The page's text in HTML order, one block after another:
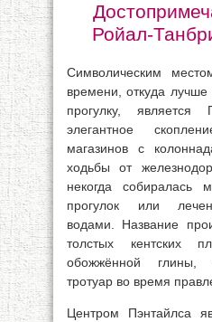
Ройал-
Символическим
времени, откуда лучше
прогулку, является
элегантное
магазинов с
ходьбы от
некогда собиралась
прогулок или
водами. Название
толстых кентских
обожжённой глины,
тротуар во время
Центром Пэнтайлса